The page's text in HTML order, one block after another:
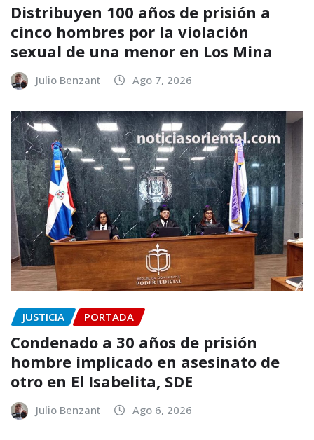
Distribuyen 100 años de prisión a
cinco hombres por la violación
sexual de una menor en Los Mina
Julio Benzant Ago 7, 2026
JUSTICIA PORTADA
Condenado a 30 años de prisión
hombre implicado en asesinato de
otro en El Isabelita, SDE
Julio Benzant Ago 6, 2026